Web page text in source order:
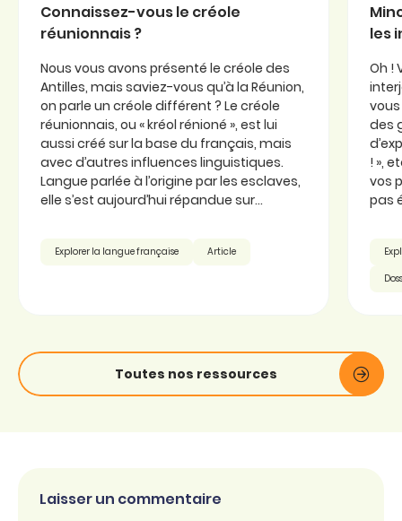
Connaissez-vous le créole
réunionnais ?
Nous vous avons présenté le créole des
Antilles, mais saviez-vous qu’à la Réunion,
on parle un créole différent ? Le créole
réunionnais, ou « kréol rénioné », est lui
aussi créé sur la base du français, mais
avec d’autres influences linguistiques.
Langue parlée à l’origine par les esclaves,
elle s’est aujourd’hui répandue sur...
Explorer la langue française Article
les
Oh !
des
! »,
vos
pas
Toutes nos ressources
Laisser un commentaire